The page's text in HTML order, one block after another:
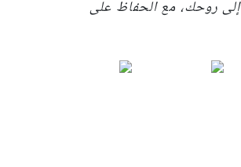
روحك، مع الحفاظ على